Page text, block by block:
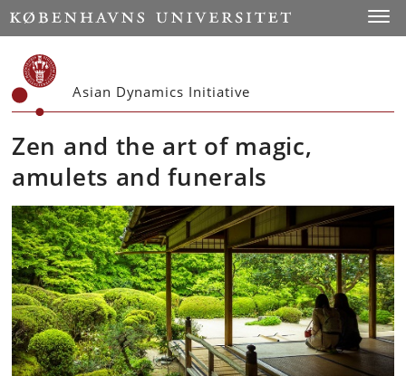
Start
Asian Dynamics Initiative
Zen and the art of magic,
amulets and funerals